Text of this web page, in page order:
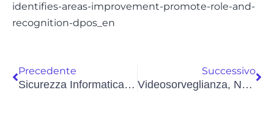
identifies-areas-improvement-promote-role-and-
recognition-dpos_en
Precedente
Sicurezza Informatica: Pubblicati I Dati 2023 Sulle Principali Campagne Malevole
Successivo
Videosorveglianza, No All’intelligenza Artificiale Che Viola La Privacy.